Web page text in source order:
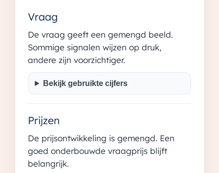
Vraag
De vraag geeft een gemengd beeld.
Sommige signalen wijzen op druk,
andere zijn voorzichtiger.
Bekijk gebruikte cijfers
Prijzen
De prijsontwikkeling is gemengd. Een
goed onderbouwde vraagprijs blijft
belangrijk.